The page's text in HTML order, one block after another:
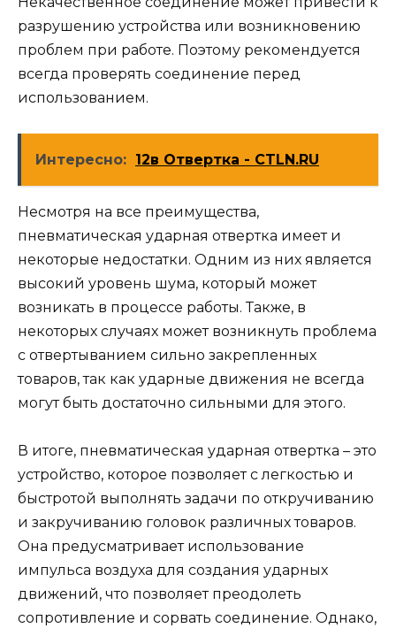
разрушению устройства или возникновению
проблем при работе. Поэтому рекомендуется
всегда проверять соединение перед
использованием.
Интересно: 12в Отвертка - CTLN.RU
Несмотря на все преимущества,
пневматическая ударная отвертка имеет и
некоторые недостатки. Одним из них является
высокий уровень шума, который может
возникать в процессе работы. Также, в
некоторых случаях может возникнуть проблема
с отвертыванием сильно закрепленных
товаров, так как ударные движения не всегда
могут быть достаточно сильными для этого.
В итоге, пневматическая ударная отвертка – это
устройство, которое позволяет с легкостью и
быстротой выполнять задачи по откручиванию
и закручиванию головок различных товаров.
Она предусматривает использование
импульса воздуха для создания ударных
движений, что позволяет преодолеть
сопротивление и сорвать соединение. Однако,